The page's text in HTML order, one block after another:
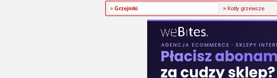
» Grzejniki » Kotły grzewcze